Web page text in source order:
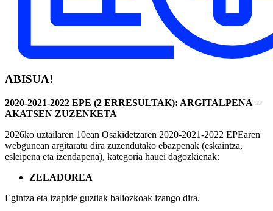
ABISUA!
2020-2021-2022 EPE (2 ERRESULTAK): ARGITALPENA –
AKATSEN ZUZENKETA
2026ko uztailaren 10ean Osakidetzaren 2020-2021-2022 EPEaren
webgunean argitaratu dira zuzendutako ebazpenak (eskaintza,
esleipena eta izendapena), kategoria hauei dagozkienak:
ZELADOREA
Egintza eta izapide guztiak baliozkoak izango dira.